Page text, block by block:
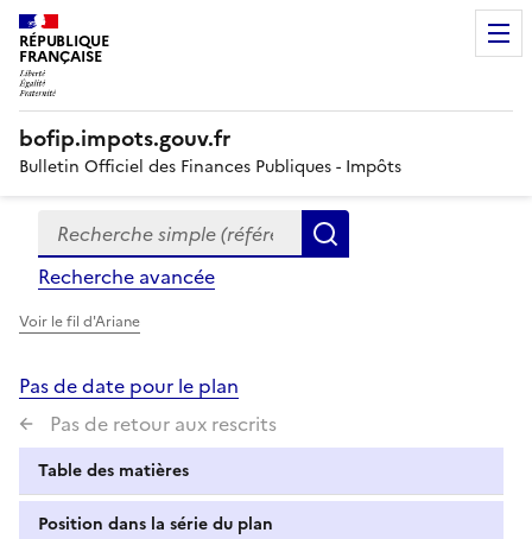
RÉPUBLIQUE
FRANÇAISE
bofip.impots.gouv.fr
Bulletin Officiel des Finances Publiques - Impôts
Formulaire
de
recherche
Recherche simple (références, mots clés, partie du
Recherche avancée
Voir le fil d'Ariane
Pas de date pour le plan
Pas de retour aux rescrits
Table des matières
Position dans la série du plan